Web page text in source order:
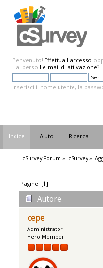
Benvenuto! Effettua l'accesso
Hai perso l'e-mail di attivazione?
Inserisci il nome utente, la
Indice Aiuto Ricerca
cSurvey Forum » cSurvey»
Pagine: [1]
Autore
cepe
Administrator
Hero Member